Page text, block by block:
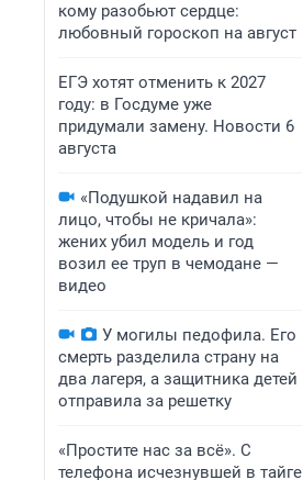
кому разобьют сердце:
любовный гороскоп на август
ЕГЭ хотят отменить к 2027
году: в Госдуме уже
придумали замену. Новости 6
августа
«Подушкой надавил на
лицо, чтобы не кричала»:
жених убил модель и год
возил ее труп в чемодане —
видео
У могилы педофила. Его
смерть разделила страну на
два лагеря, а защитника детей
отправила за решетку
«Простите нас за всё». С
телефона исчезнувшей в тайге